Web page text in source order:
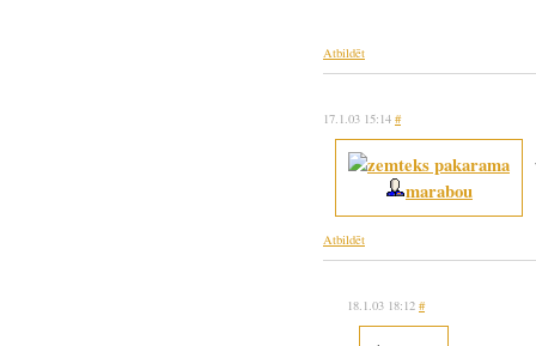
Atbildēt
17.1.03 15:14 #
marabou
Atbildēt
18.1.03 18:12 #